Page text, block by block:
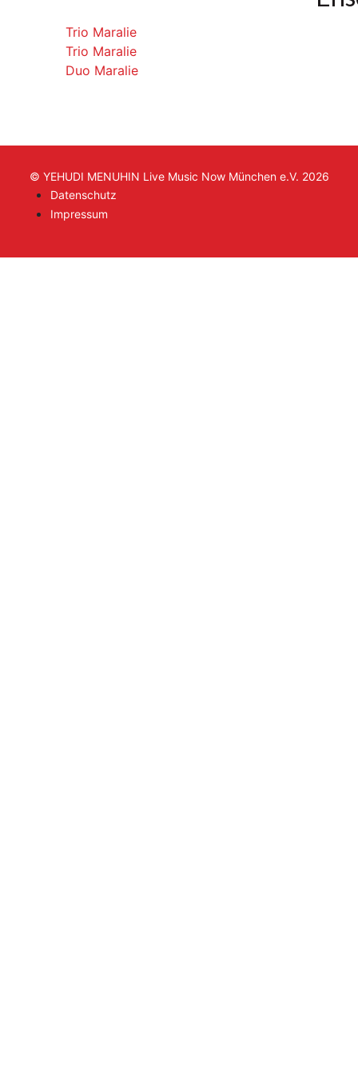
Trio Maralie
Trio Maralie
Duo Maralie
© YEHUDI MENUHIN Live Music Now München e.V. 2026
Datenschutz
Impressum